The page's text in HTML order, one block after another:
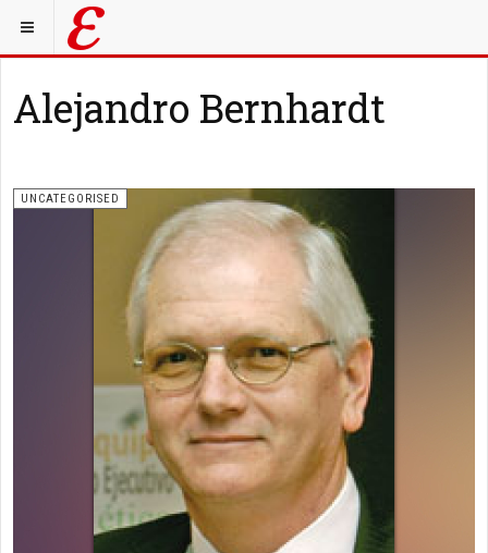
Alejandro Bernhardt
UNCATEGORISED